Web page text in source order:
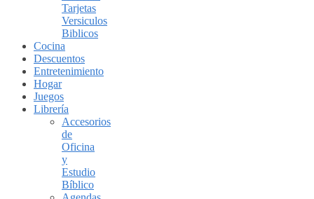
Tarjetas
Versiculos
Biblicos
Cocina
Descuentos
Entretenimiento
Hogar
Juegos
Librería
Accesorios
de
Oficina
y
Estudio
Bíblico